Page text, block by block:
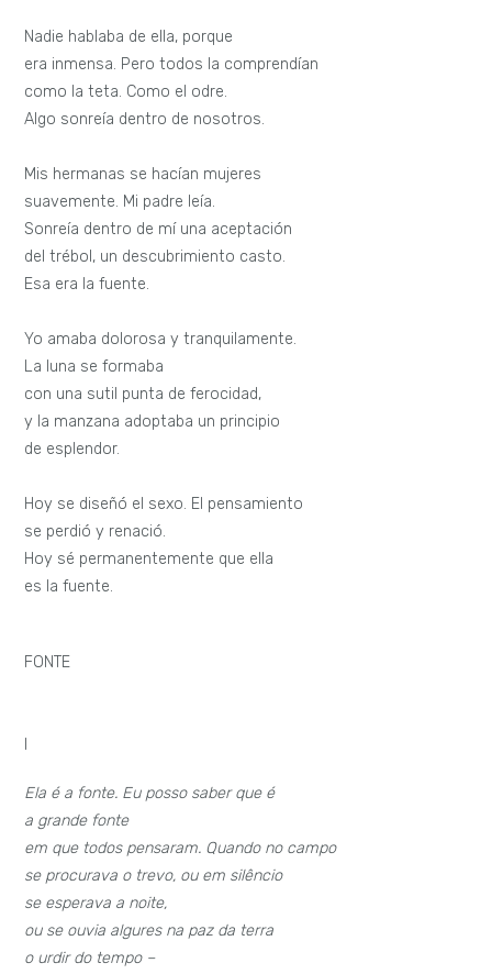
Nadie hablaba de ella, porque
era inmensa. Pero todos la comprendían
como la teta. Como el odre.
Algo sonreía dentro de nosotros.
Mis hermanas se hacían mujeres
suavemente. Mi padre leía.
Sonreía dentro de mí una aceptación
del trébol, un descubrimiento casto.
Esa era la fuente.
Yo amaba dolorosa y tranquilamente.
La luna se formaba
con una sutil punta de ferocidad,
y la manzana adoptaba un principio
de esplendor.
Hoy se diseñó el sexo. El pensamiento
se perdió y renació.
Hoy sé permanentemente que ella
es la fuente.
FONTE
Ela é a fonte. Eu posso saber que é
a grande fonte
em que todos pensaram. Quando no campo
se procurava o trevo, ou em silêncio
se esperava a noite,
ou se ouvia algures na paz da terra
o urdir do tempo –